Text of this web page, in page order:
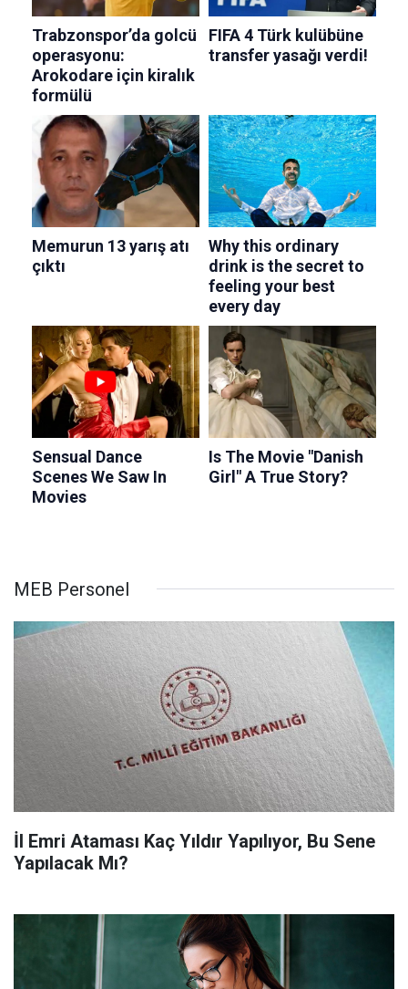
MEB Personel
İl Emri Ataması Kaç Yıldır Yapılıyor, Bu Sene
Yapılacak Mı?